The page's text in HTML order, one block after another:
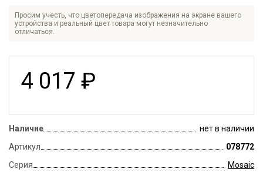
Просим учесть, что цветопередача изображения на экране вашего
устройства и реальный цвет товара могут незначительно
отличаться.
4 017 ₽
Наличие
нет в наличии
Артикул
078772
Серия
Mosaic